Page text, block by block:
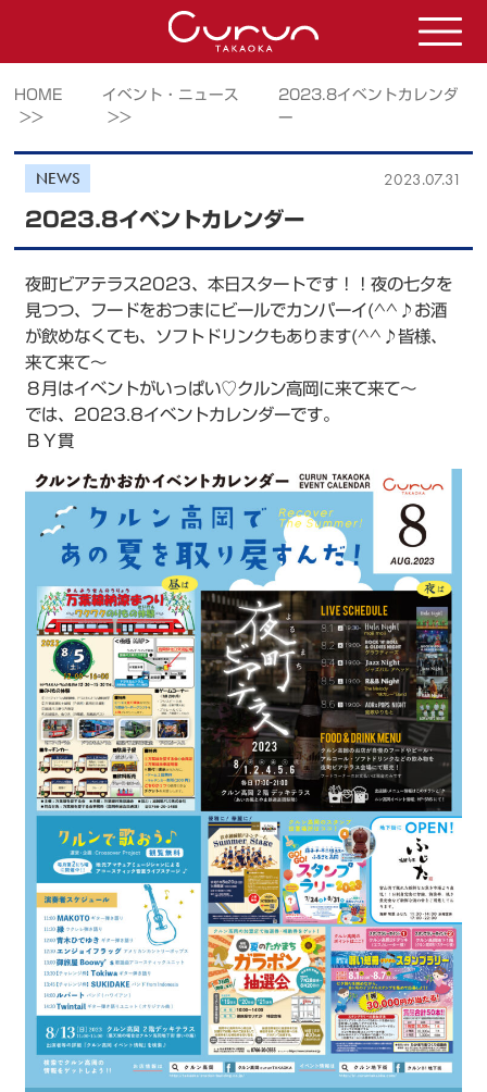
HOME
>>
イベント・ニュース
>>
2023.8イベントカレンダ
ー
NEWS 2023.07.31
2023.8イベントカレンダー
夜町ビアテラス2023、本日スタートです！！夜の七夕を
見つつ、フードをおつまにビールでカンパーイ(^^♪お酒
が飲めなくても、ソフトドリンクもあります(^^♪皆様、
来て来て～
８月はイベントがいっぱい♡クルン高岡に来て来て～
では、2023.8イベントカレンダーです。
ＢＹ貫